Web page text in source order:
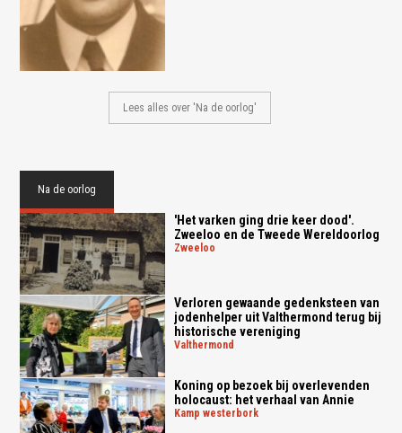
Lees alles over 'Na de oorlog'
Na de oorlog
'Het varken ging drie keer dood'.
Zweeloo en de Tweede Wereldoorlog
zweeloo
Verloren gewaande gedenksteen van
jodenhelper uit Valthermond terug bij
historische vereniging
valthermond
Koning op bezoek bij overlevenden
holocaust: het verhaal van Annie
kamp westerbork